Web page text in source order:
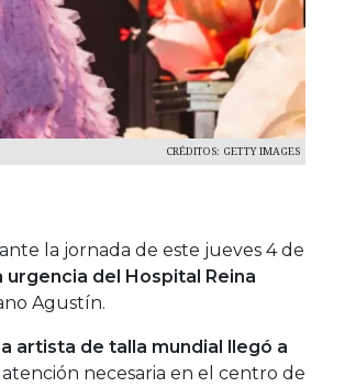
CRÉDITOS: GETTY IMAGES
la jornada de este jueves 4 de
del Hospital Reina
Agustín.
artista de talla mundial llegó a
necesaria en el centro de